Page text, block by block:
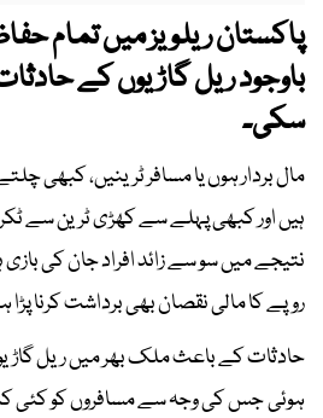
پاکستان ریلویز میں تمام
باوجود ریل گاڑیوں کے
سکی۔
مال بردار ہوں یا مسافر ٹرینیں، کبھی
ہیں اور کبھی پہلے سے کھڑی ٹرین سے
نتیجے میں سو سے زائد افراد جان کی
روپے کا مالی نقصان بھی برداشت کرنا پڑا
حادثات کے باعث ملک بھر میں ریل
ہوئی جس کی وجہ سے مسافروں کو کئی